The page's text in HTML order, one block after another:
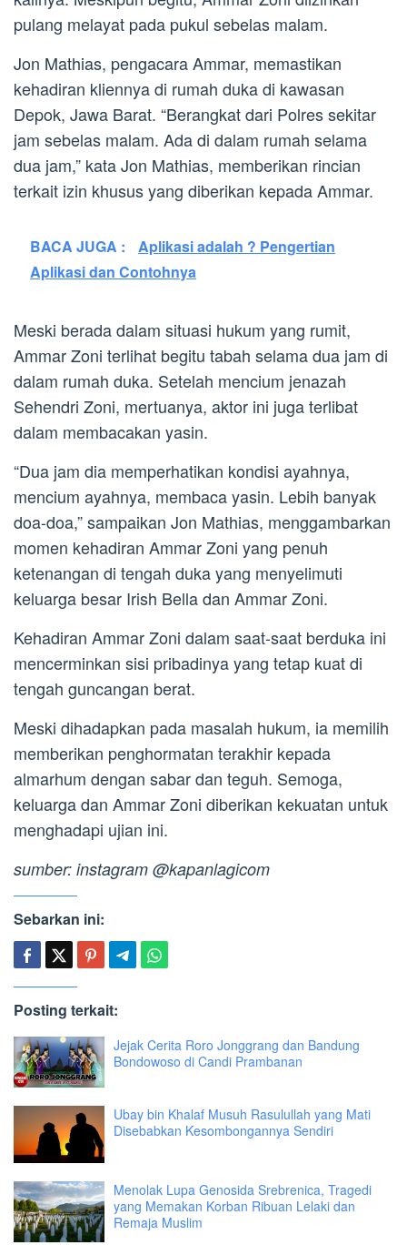
pulang melayat pada pukul sebelas malam.
Jon Mathias, pengacara Ammar, memastikan
kehadiran kliennya di rumah duka di kawasan
Depok, Jawa Barat. “Berangkat dari Polres sekitar
jam sebelas malam. Ada di dalam rumah selama
dua jam,” kata Jon Mathias, memberikan rincian
terkait izin khusus yang diberikan kepada Ammar.
BACA JUGA :
Aplikasi adalah ? Pengertian
Aplikasi dan Contohnya
Meski berada dalam situasi hukum yang rumit,
Ammar Zoni terlihat begitu tabah selama dua jam di
dalam rumah duka. Setelah mencium jenazah
Sehendri Zoni, mertuanya, aktor ini juga terlibat
dalam membacakan yasin.
“Dua jam dia memperhatikan kondisi ayahnya,
mencium ayahnya, membaca yasin. Lebih banyak
doa-doa,” sampaikan Jon Mathias, menggambarkan
momen kehadiran Ammar Zoni yang penuh
ketenangan di tengah duka yang menyelimuti
keluarga besar Irish Bella dan Ammar Zoni.
Kehadiran Ammar Zoni dalam saat-saat berduka ini
mencerminkan sisi pribadinya yang tetap kuat di
tengah guncangan berat.
Meski dihadapkan pada masalah hukum, ia memilih
memberikan penghormatan terakhir kepada
almarhum dengan sabar dan teguh. Semoga,
keluarga dan Ammar Zoni diberikan kekuatan untuk
menghadapi ujian ini.
sumber: instagram @kapanlagicom
Sebarkan ini:
Posting terkait:
Jejak Cerita Roro Jonggrang dan Bandung
Bondowoso di Candi Prambanan
Ubay bin Khalaf Musuh Rasulullah yang Mati
Disebabkan Kesombongannya Sendiri
Menolak Lupa Genosida Srebrenica, Tragedi
yang Memakan Korban Ribuan Lelaki dan
Remaja Muslim